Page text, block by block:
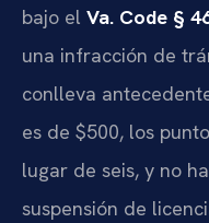
bajo el Va. Code §
una infracción de
conlleva
es de $500, los
lugar de seis, y no
suspensión de